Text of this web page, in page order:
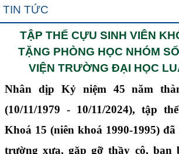
TIN TỨC
TẬP THỂ CỰU SINH VIÊN
TẶNG PHÒNG HỌC NHÓM
VIỆN TRƯỜNG ĐẠI HỌC
Nhân dịp Kỷ niệm 45 năm
(10/11/1979 - 10/11/2024), tập
Khoá 15 (niên khoá 1990-1995)
trường xưa, gặp gỡ thầy cô, bạn